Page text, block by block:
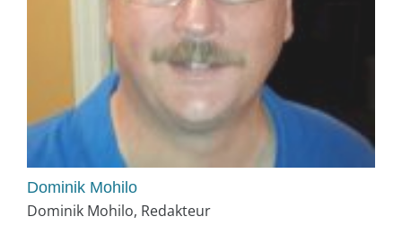
Dominik Mohilo
Dominik Mohilo, Redakteur